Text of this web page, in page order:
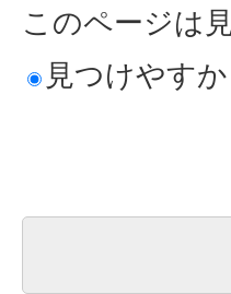
このページは
見つけやす